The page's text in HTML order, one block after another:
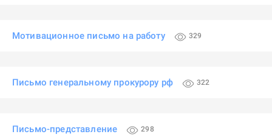
Мотивационное письмо на работу 329
Письмо генеральному прокурору рф 322
Письмо-представление 298